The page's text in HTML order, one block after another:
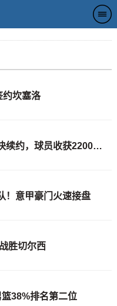
约坎塞洛
各退一步！曝皇马与维尼修斯很快续约，球员收获2200年薪+5年长约
！意甲豪门火速接盘
胜切尔西
38%排名第二位